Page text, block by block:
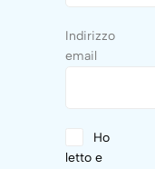
Indirizzo
email
Ho
letto e